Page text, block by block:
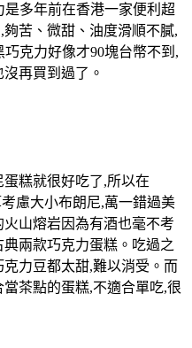
多年前在香港一家便利超
苦、微甜、油度滑順不膩,
克力好像才90塊台幣不到,
再買到過了。
糕就很好吃了,所以在
慮大小布朗尼,萬一錯過美
山熔岩因為有酒也毫不考
兩款巧克力蛋糕。吃過之
力豆都太甜,難以消受。而
茶點的蛋糕,不適合單吃,很